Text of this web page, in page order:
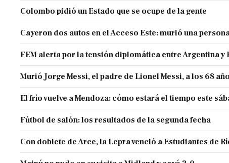
Colombo pidió un Estado que se ocupe de la gente
Cayeron dos autos en el Acceso Este: murió una
FEM alerta por la tensión diplomática entre Argentina y
Murió Jorge Messi, el padre de Lionel Messi, a los 68
El frío vuelve a Mendoza: cómo estará el tiempo este
Fútbol de salón: los resultados de la segunda fecha
Con doblete de Arce, la Lepra venció a Estudiantes de